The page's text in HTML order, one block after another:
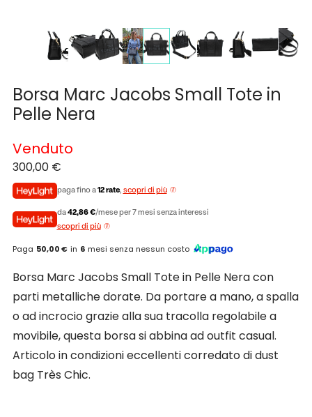
Borsa Marc Jacobs Small Tote in
Pelle Nera
300,00 €
paga fino a12 rate, scopri di più
da42,86 €/mese per 7 mesi senza interessi
scopri di più
Paga 50,00 € in 6 mesi senza nessun costo
Venduto
Borsa Marc Jacobs Small Tote in Pelle Nera con
parti metalliche dorate. Da portare a mano, a spalla
o ad incrocio grazie alla sua tracolla regolabile a
movibile, questa borsa si abbina ad outfit casual.
Articolo in condizioni eccellenti corredato di dust
bag Très Chic.